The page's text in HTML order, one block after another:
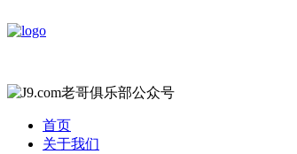
首页
关于我们